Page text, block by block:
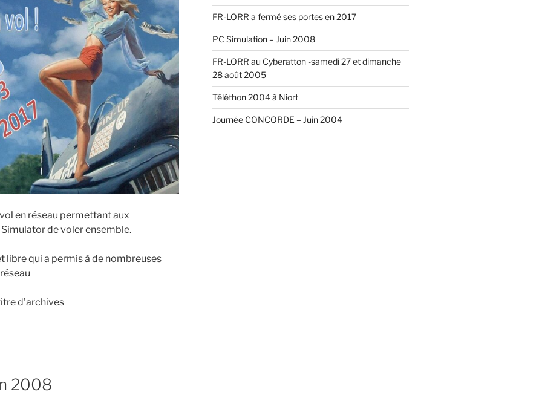
en réseau permettant aux
de voler ensemble.
libre qui a permis à de nombreuses
d’archives
2008
FR-LORR a fermé ses portes en 2017
PC Simulation – Juin 2008
FR-LORR au Cyberatton -samedi 27 et dimanche
28 août 2005
Téléthon 2004 à Niort
Journée CONCORDE – Juin 2004